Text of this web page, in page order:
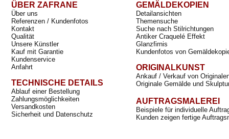
ÜBER ZAFRANE
Über uns
Referenzen / Kundenfotos
Kontakt
Qualität
Unsere Künstler
Kauf mit Garantie
Kundenservice
Anfahrt
TECHNISCHE DETAILS
Ablauf einer Bestellung
Zahlungsmöglichkeiten
Versandkosten
Sicherheit und Datenschutz
GEMÄLDEKOPIEN
Detailansichten
Themensuche
Suche nach Stilrichtungen
Antiker Craquelé Effekt
Glanzfirnis
Kundenfotos von
ORIGINALKUNST
Ankauf / Verkauf von
Originale Gemälde und
AUFTRAGSMALEREI
Beispiele für individuelle
Kunden zeigen fertige